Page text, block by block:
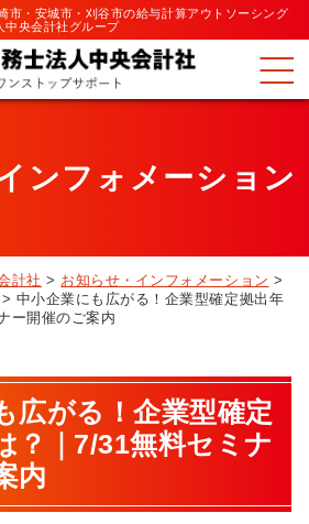
市・安城市・刈谷市の給与計算アウトソーシング
中央会計社グループ
ンフォメーション
計社 > お知らせ・インフォメーション >
> 中小企業にも広がる！企業型確定拠出年
ー開催のご案内
広がる！企業型確定
？｜7/31無料セミナ
内